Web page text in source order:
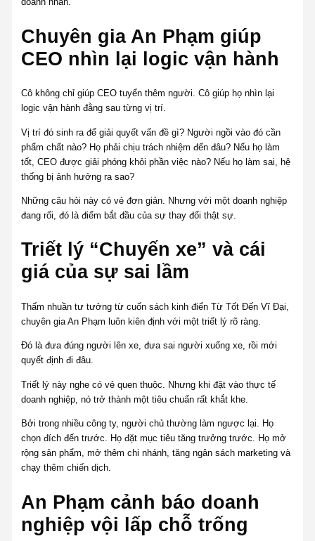
Chuyên gia An Phạm giúp
CEO nhìn lại logic vận hành
Cô không chỉ giúp CEO tuyển thêm người. Cô giúp họ nhìn lại
logic vận hành đằng sau từng vị trí.
Vị trí đó sinh ra để giải quyết vấn đề gì? Người ngồi vào đó cần
phẩm chất nào? Họ phải chịu trách nhiệm đến đâu? Nếu họ làm
tốt, CEO được giải phóng khỏi phần việc nào? Nếu họ làm sai, hệ
thống bị ảnh hưởng ra sao?
Những câu hỏi này có vẻ đơn giản. Nhưng với một doanh nghiệp
đang rối, đó là điểm bắt đầu của sự thay đổi thật sự.
Triết lý “Chuyến xe” và cái
giá của sự sai lầm
Thấm nhuần tư tưởng từ cuốn sách kinh điển Từ Tốt Đến Vĩ Đại,
chuyên gia An Phạm luôn kiên định với một triết lý rõ ràng.
Đó là đưa đúng người lên xe, đưa sai người xuống xe, rồi mới
quyết định đi đâu.
Triết lý này nghe có vẻ quen thuộc. Nhưng khi đặt vào thực tế
doanh nghiệp, nó trở thành một tiêu chuẩn rất khắt khe.
Bởi trong nhiều công ty, người chủ thường làm ngược lại. Họ
chọn đích đến trước. Họ đặt mục tiêu tăng trưởng trước. Họ mở
rộng sản phẩm, mở thêm chi nhánh, tăng ngân sách marketing và
chạy thêm chiến dịch.
An Phạm cảnh báo doanh
nghiệp vội lấp chỗ trống